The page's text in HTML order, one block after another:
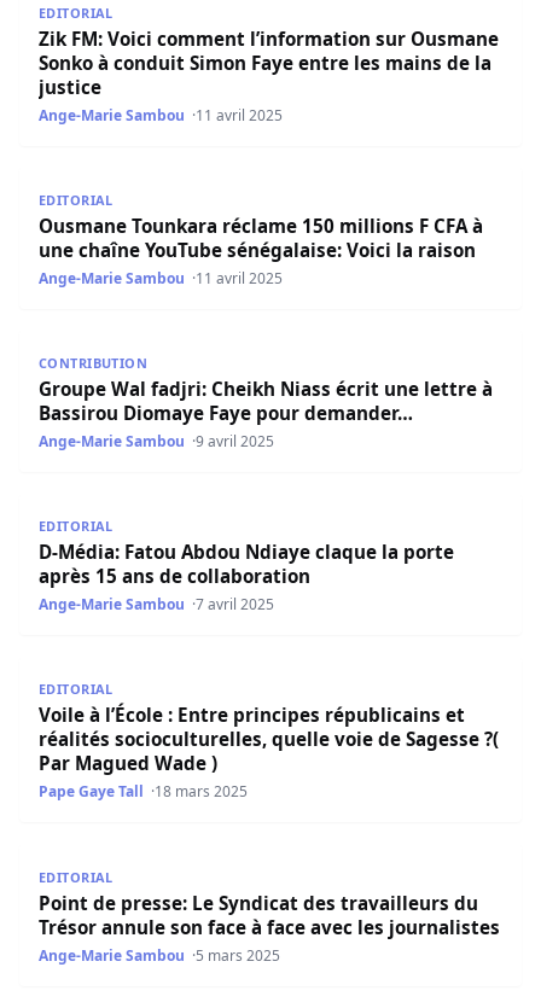
EDITORIAL
Zik FM: Voici comment l’information sur Ousmane
Sonko à conduit Simon Faye entre les mains de la
justice
Ange-Marie Sambou 11 avril 2025
EDITORIAL
Ousmane Tounkara réclame 150 millions F CFA à
une chaîne YouTube sénégalaise: Voici la raison
Ange-Marie Sambou 11 avril 2025
CONTRIBUTION
Groupe Wal fadjri: Cheikh Niass écrit une lettre à
Bassirou Diomaye Faye pour demander…
Ange-Marie Sambou 9 avril 2025
EDITORIAL
D-Média: Fatou Abdou Ndiaye claque la porte
après 15 ans de collaboration
Ange-Marie Sambou 7 avril 2025
EDITORIAL
Voile à l’École : Entre principes républicains et
réalités socioculturelles, quelle voie de Sagesse ?(
Par Magued Wade )
Pape Gaye Tall 18 mars 2025
EDITORIAL
Point de presse: Le Syndicat des travailleurs du
Trésor annule son face à face avec les journalistes
Ange-Marie Sambou 5 mars 2025